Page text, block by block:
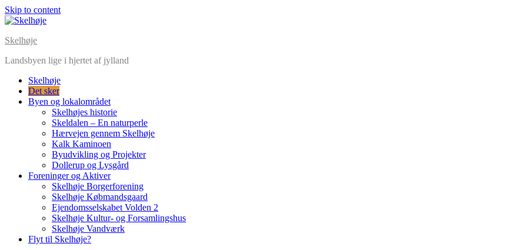
Skip to content
Skelhøje
Landsbyen lige i hjertet af jylland
Skelhøje
Det sker
Byen og lokalområdet
Skelhøjes historie
Skeldalen – En naturperle
Hærvejen gennem Skelhøje
Kalk Kaminoen
Byudvikling og Projekter
Dollerup og Lysgård
Foreninger og Aktiver
Skelhøje Borgerforening
Skelhøje Købmandsgaard
Ejendomsselskabet Volden 2
Skelhøje Kultur- og Forsamlingshus
Skelhøje Vandværk
Flyt til Skelhøje?